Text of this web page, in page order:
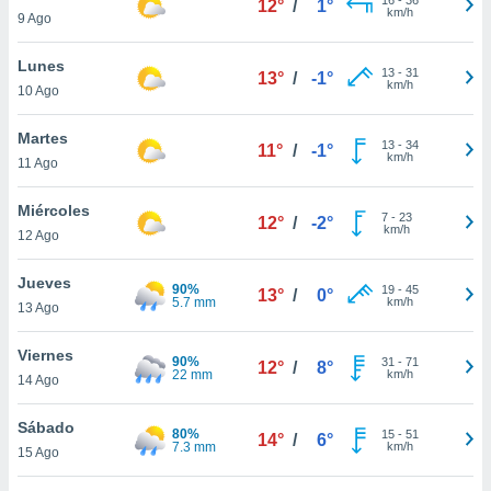
más
nuestra
y
de
disponible
cookies
aceptar
9 Ago
12° / 1°
km/h
Lunes
10 Ago
13° / -1° 13- 31
km/h
Martes
11 Ago
11° / -1° 13- 34
km/h
Miércoles
12 Ago
12° / -2° 7- 23
km/h
Jueves
13 Ago
90%
5.7 mm
13° / 0° 19- 45
km/h
Viernes
14 Ago
90%
22 mm
12° / 8° 31 - 71
km/h
Sábado
15 Ago
80%
7.3 mm
14° / 6° 15- 51
km/h